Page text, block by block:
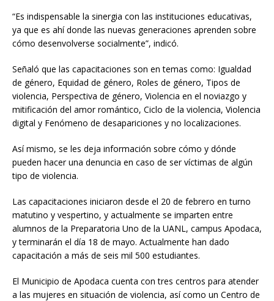
“Es indispensable la sinergia con las instituciones educativas,
ya que es ahí donde las nuevas generaciones aprenden sobre
cómo desenvolverse socialmente”, indicó.
Señaló que las capacitaciones son en temas como: Igualdad
de género, Equidad de género, Roles de género, Tipos de
violencia, Perspectiva de género, Violencia en el noviazgo y
mitificación del amor romántico, Ciclo de la violencia, Violencia
digital y Fenómeno de desapariciones y no localizaciones.
Así mismo, se les deja información sobre cómo y dónde
pueden hacer una denuncia en caso de ser víctimas de algún
tipo de violencia.
Las capacitaciones iniciaron desde el 20 de febrero en turno
matutino y vespertino, y actualmente se imparten entre
alumnos de la Preparatoria Uno de la UANL, campus Apodaca,
y terminarán el día 18 de mayo. Actualmente han dado
capacitación a más de seis mil 500 estudiantes.
El Municipio de Apodaca cuenta con tres centros para atender
a las mujeres en situación de violencia, así como un Centro de